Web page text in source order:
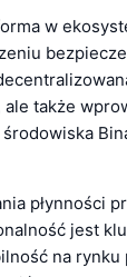
w
także
płynności
jest
na